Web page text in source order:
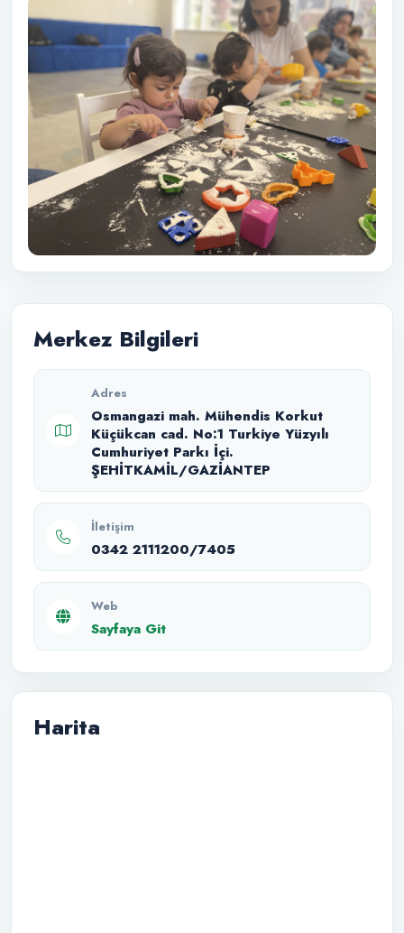
Merkez Bilgileri
Adres
Osmangazi mah. Mühendis Korkut
Küçükcan cad. No:1 Turkiye Yüzyılı
Cumhuriyet Parkı İçi.
ŞEHİTKAMİL/GAZİANTEP
İletişim
0342 2111200/7405
Web
Sayfaya Git
Harita